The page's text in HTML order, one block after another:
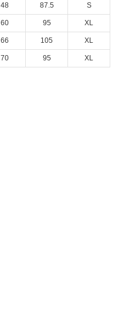
48 87.5 S
60 95 XL
66 105 XL
70 95 XL